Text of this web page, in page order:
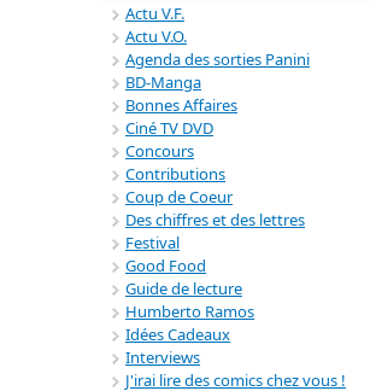
Actu V.F.
Actu V.O.
Agenda des sorties Panini
BD-Manga
Bonnes Affaires
Ciné TV DVD
Concours
Contributions
Coup de Coeur
Des chiffres et des lettres
Festival
Good Food
Guide de lecture
Humberto Ramos
Idées Cadeaux
Interviews
J'irai lire des comics chez vous !